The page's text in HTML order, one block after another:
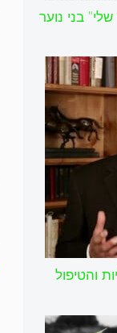
בני נוער
והטיפול